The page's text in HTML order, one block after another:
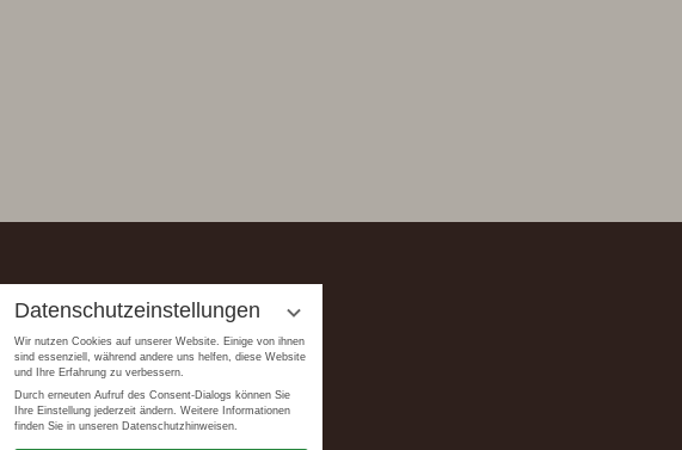
Datenschutzeinstellungen
Wir nutzen Cookies auf unserer Website. Einige von ihnen
sind essenziell, während andere uns helfen, diese Website
und Ihre Erfahrung zu verbessern.
Durch erneuten Aufruf des Consent-Dialogs können Sie
Ihre Einstellung jederzeit ändern. Weitere Informationen
finden Sie in unseren Datenschutzhinweisen.